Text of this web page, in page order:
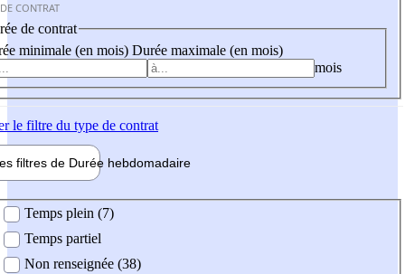
CONTRAT
de contrat
minimale (en mois) Durée maximale (en mois)
mois
le filtre du type de contrat
filtres de Durée hebdomadaire
Temps plein (7)
Temps partiel
Non renseignée (38)